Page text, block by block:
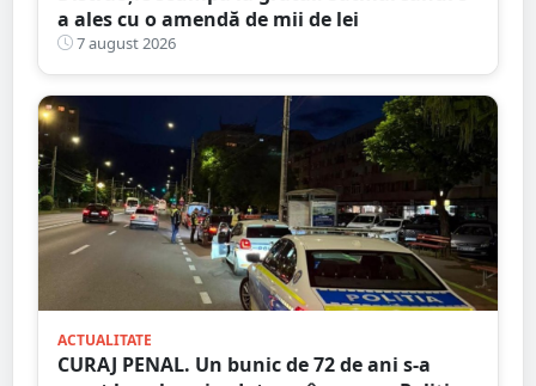
a ales cu o amendă de mii de lei
7 august 2026
ACTUALITATE
CURAJ PENAL. Un bunic de 72 de ani s-a